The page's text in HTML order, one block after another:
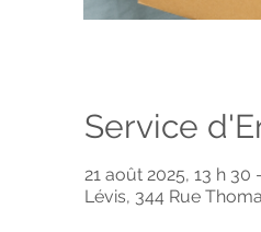
Service
21 août 2025, 13 h 30
Lévis, 344 Rue